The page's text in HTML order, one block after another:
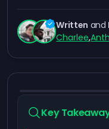
Written and
Charlee,
Key